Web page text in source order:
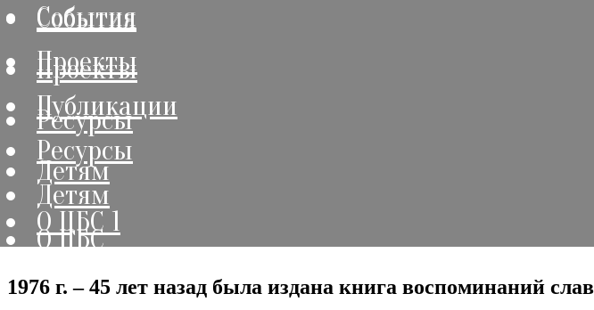
События
Проекты
Публикации
Ресурсы
Детям
О ЦБС
События
Проекты
Ресурсы
Детям
О ЦБС 1
1976 г. – 45 лет назад была издана книга воспоминаний